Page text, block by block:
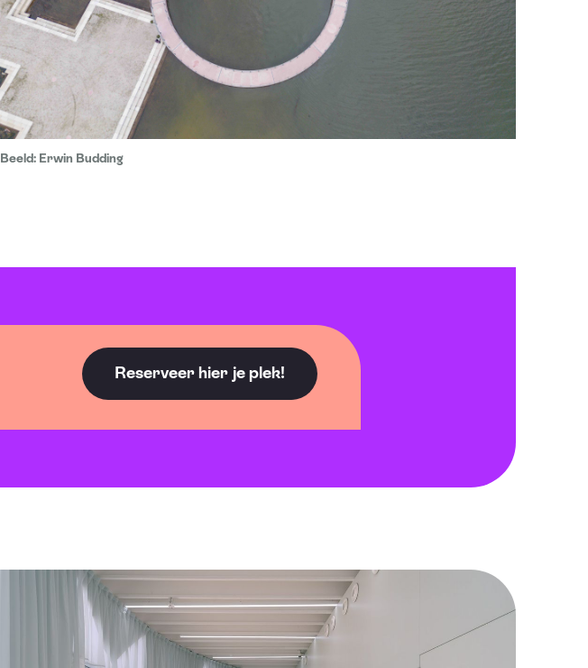
Beeld: Erwin Budding
Reserveer hier je plek!